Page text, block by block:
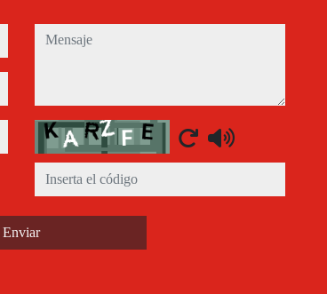
mensaje
Captcha
Enviar